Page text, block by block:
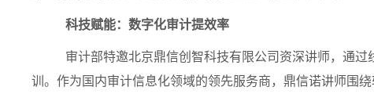
科技赋能：数字化审计提效率
审计部特邀北京鼎信创智科技有限公司资深讲师，通过
训。作为国内审计信息化领域的领先服务商，鼎信诺讲师围